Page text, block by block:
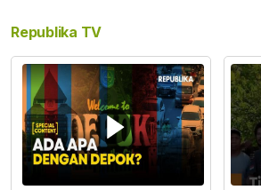
Republika TV